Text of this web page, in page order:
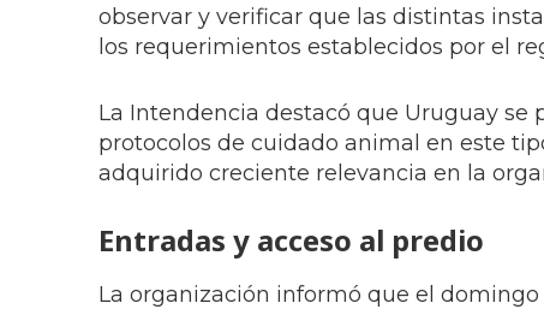
observar y verificar que las distintas
los requerimientos establecidos por el
La Intendencia destacó que Uruguay
protocolos de cuidado animal en este
adquirido creciente relevancia en la
Entradas y acceso al predio
La organización informó que el domingo